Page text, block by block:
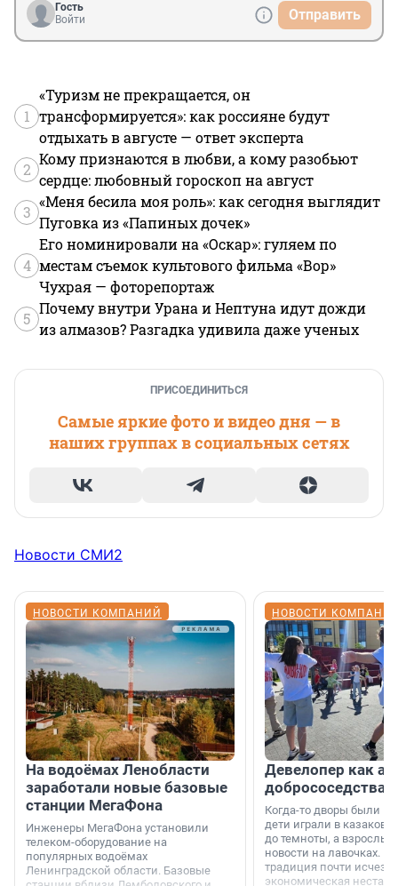
Гость
Войти
Отправить
1
«Туризм не прекращается, он
трансформируется»: как россияне будут
отдыхать в августе — ответ эксперта
2
Кому признаются в любви, а кому разобьют
сердце: любовный гороскоп на август
3
«Меня бесила моя роль»: как сегодня выглядит
Пуговка из «Папиных дочек»
4
Его номинировали на «Оскар»: гуляем по
местам съемок культового фильма «Вор»
Чухрая — фоторепортаж
5
Почему внутри Урана и Нептуна идут дожди
из алмазов? Разгадка удивила даже ученых
ПРИСОЕДИНИТЬСЯ
Самые яркие фото и видео дня — в
наших группах в социальных сетях
Новости СМИ2
НОВОСТИ КОМПАНИЙ
На водоёмах Ленобласти
заработали новые базовые
станции МегаФона
Инженеры МегаФона установили
телеком-оборудование на
популярных водоёмах
Ленинградской области. Базовые
НОВОСТИ
Девелопер как
добрососедства
Когда-то дворы были
дети играли в казаков-
до темноты, а
новости на лавочках. В
традиция почти
экономическая